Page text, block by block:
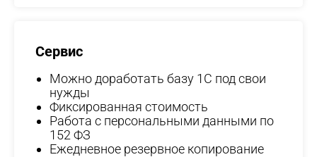
Сервис
Можно доработать базу 1С под свои
нужды
Фиксированная стоимость
Работа с персональными данными по
152 ФЗ
Ежедневное резервное копирование